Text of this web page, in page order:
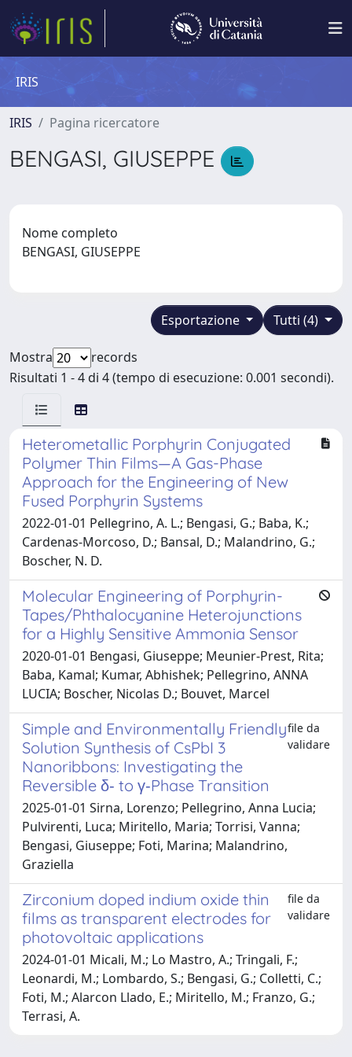
IRIS
IRIS Pagina ricercatore
BENGASI, GIUSEPPE
Nome completo
BENGASI, GIUSEPPE
Tutti (4)
Esportazione
Mostra
records
Risultati 1 - 4 di 4 (tempo di esecuzione: 0.001 secondi).
Heterometallic Porphyrin Conjugated
Polymer Thin Films—A Gas-Phase
Approach for the Engineering of New
Fused Porphyrin Systems
2022-01-01 Pellegrino, A. L.; Bengasi, G.; Baba, K.;
Cardenas-Morcoso, D.; Bansal, D.; Malandrino, G.;
Boscher, N. D.
Molecular Engineering of Porphyrin-
Tapes/Phthalocyanine Heterojunctions
for a Highly Sensitive Ammonia Sensor
2020-01-01 Bengasi, Giuseppe; Meunier-Prest, Rita;
Baba, Kamal; Kumar, Abhishek; Pellegrino, ANNA
LUCIA; Boscher, Nicolas D.; Bouvet, Marcel
Simple and Environmentally Friendly
Solution Synthesis of CsPbI 3
Nanoribbons: Investigating the
Reversible δ‐ to γ‐Phase Transition
file da
validare
2025-01-01 Sirna, Lorenzo; Pellegrino, Anna Lucia;
Pulvirenti, Luca; Miritello, Maria; Torrisi, Vanna;
Bengasi, Giuseppe; Foti, Marina; Malandrino,
Graziella
Zirconium doped indium oxide thin
films as transparent electrodes for
photovoltaic applications
file da
validare
2024-01-01 Micali, M.; Lo Mastro, A.; Tringali, F.;
Leonardi, M.; Lombardo, S.; Bengasi, G.; Colletti, C.;
Foti, M.; Alarcon Llado, E.; Miritello, M.; Franzo, G.;
Terrasi, A.